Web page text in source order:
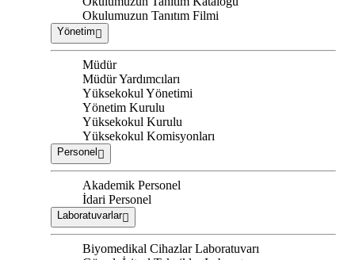
Okulumuzun Tanıtım Filmi
Yönetim
Müdür
Müdür Yardımcıları
Yüksekokul Yönetimi
Yönetim Kurulu
Yüksekokul Kurulu
Yüksekokul Komisyonları
Personel
Akademik Personel
İdari Personel
Laboratuvarlar
Biyomedikal Cihazlar Laboratuvarı